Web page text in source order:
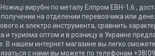
вирубні по металу Елпром ЕВН-1,6 ,
на отделении перевозчика или
и электро инструмента, сравнить
туризма оптом и в розницу в Украине
нашем интернет магазине вы легко
с нами вы можете по телефонам